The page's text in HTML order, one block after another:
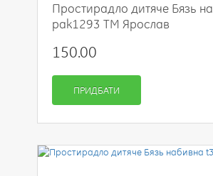
Простирадло дитяче Бязь
pak1293 ТМ Ярослав
150.00
ПРИДБАТИ